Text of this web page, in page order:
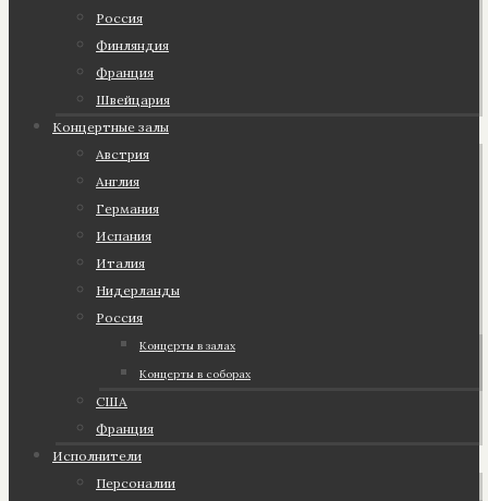
Россия
Финляндия
Франция
Швейцария
Концертные залы
Австрия
Англия
Германия
Испания
Италия
Нидерланды
Россия
Концерты в залах
Концерты в соборах
США
Франция
Исполнители
Персоналии